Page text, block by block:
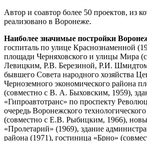
Автор и соавтор более 50 проектов, из
реализовано в Воронеже.
Наиболее значимые постройки
госпиталь по улице Краснознаменной
площади Черняховского и улицы Мира
Левицким, Р.В. Березиной, Р.И.
бывшего Совета народного хозяйства
Черноземного экономического района
(совместно с В. А. Быховским, 1959),
«Гипроавтотранс» по проспекту
очередь Воронежского
(совместно с Е.В. Рыбицким, 1966),
«Пролетарий» (1969), здание
района (1971), гостиница «Брно»